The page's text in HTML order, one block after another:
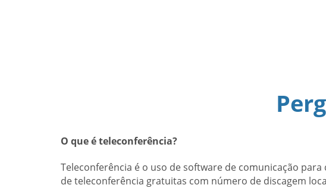
O que é teleconferência?
Teleconferência é o uso de software de comunicação
de teleconferência gratuitas com número de discagem